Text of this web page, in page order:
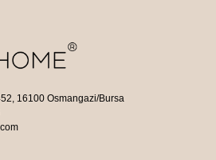
16100 Osmangazi/Bursa